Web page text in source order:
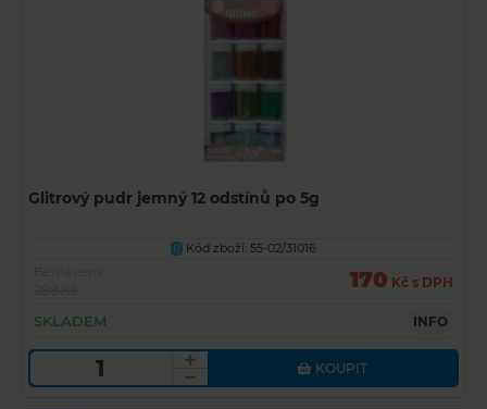
Glitrový pudr jemný 12 odstínů po 5g
U
Kód zboží: 55-02/31016
170 Kč s DPH
SKLADEM INFO
KOUPIT